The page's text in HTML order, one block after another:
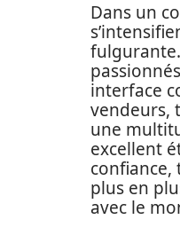
Dans un
interface
vendeurs,
une
excellent
plus en
avec le